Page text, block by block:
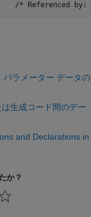
パラメーター データの
生成コード間のデー
and Declarations in
か？